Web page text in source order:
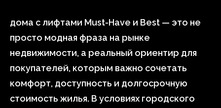
дома с лифтами Must-Have и Best — это не
просто модная фраза на рынке
недвижимости, а реальный ориентир для
покупателей, которым важно сочетать
комфорт, доступность и долгосрочную
стоимость жилья. В условиях городского